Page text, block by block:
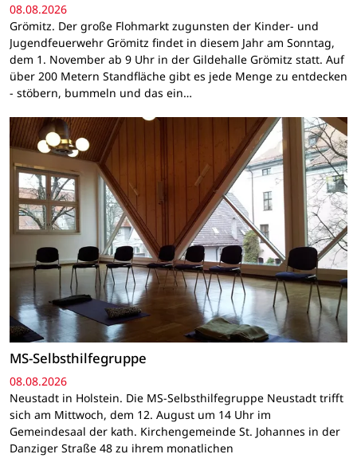
08.08.2026
Grömitz. Der große Flohmarkt zugunsten der Kinder- und
Jugendfeuerwehr Grömitz findet in diesem Jahr am Sonntag,
dem 1. November ab 9 Uhr in der Gildehalle Grömitz statt. Auf
über 200 Metern Standfläche gibt es jede Menge zu entdecken
- stöbern, bummeln und das ein…
MS-Selbsthilfegruppe
08.08.2026
Neustadt in Holstein. Die MS-Selbsthilfegruppe Neustadt trifft
sich am Mittwoch, dem 12. August um 14 Uhr im
Gemeindesaal der kath. Kirchengemeinde St. Johannes in der
Danziger Straße 48 zu ihrem monatlichen